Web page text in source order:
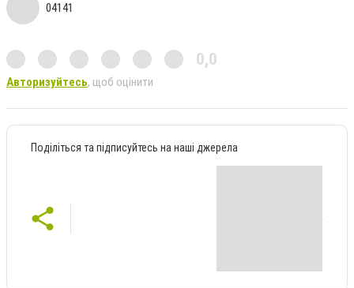
04141
0,0
Авторизуйтесь, щоб оцінити
Поділіться та підписуйтесь на наші джерела